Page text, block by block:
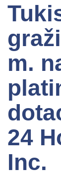
m.
24
Inc.